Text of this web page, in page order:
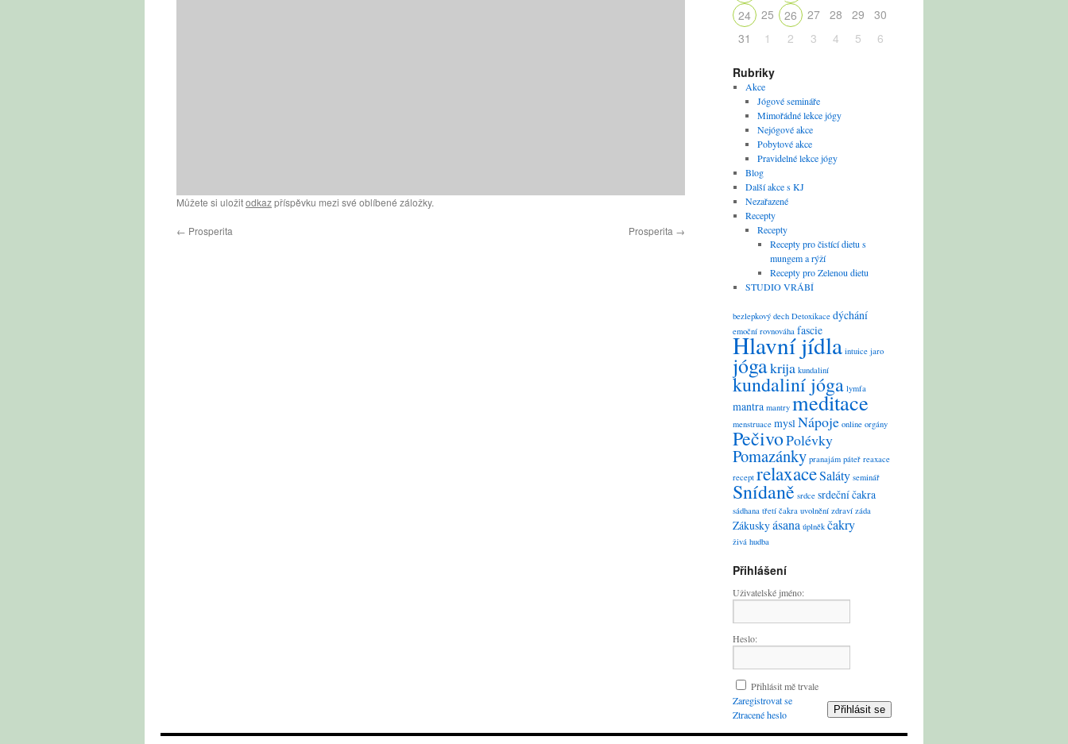
Můžete si uložitodkazpříspěvku mezi své oblíbené záložky.
← Prosperita Prosperita →
24
25 26 27 28 29
30
31
1 2 3 4 5 6
Rubriky
Akce
Jógové semináře
Mimořádné lekce jógy
Nejógové akce
Pobytové akce
Pravidelné lekce jógy
Blog
Další akce s KJ
Nezařazené
Recepty
Recepty
Recepty pro čistící dietu s
mungem a rýží
Recepty pro Zelenou dietu
STUDIO VRÁBÍ
bezlepkový dech Detoxikace dýchání
emoční rovnováha fascie
Hlavní jídla intuice jaro
jógakrija kundaliní
kundaliní jóga lymfa
mantra mantry meditace
menstruace myslNápoje online orgány
PečivoPolévky
Pomazánky pranajám páteř reaxace
recept relaxaceSaláty seminář
Snídaně srdce srdeční čakra
sádhana třetí čakra uvolnění zdraví záda
Zákuskyásana úplněk čakry
živá hudba
Přihlášení
Uživatelské jméno:
Heslo:
Přihlásit mě trvale
Přihlásit se
Zaregistrovat se
Ztracené heslo